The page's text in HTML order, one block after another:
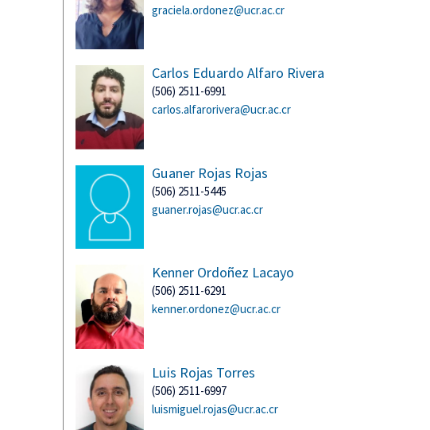
graciela.ordonez@ucr.ac.cr
Carlos Eduardo Alfaro Rivera
(506) 2511-6991
carlos.alfarorivera@ucr.ac.cr
Guaner Rojas Rojas
(506) 2511-5445
guaner.rojas@ucr.ac.cr
Kenner Ordoñez Lacayo
(506) 2511-6291
kenner.ordonez@ucr.ac.cr
Luis Rojas Torres
(506) 2511-6997
luismiguel.rojas@ucr.ac.cr